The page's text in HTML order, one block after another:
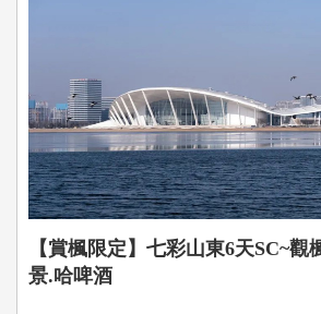
【賞楓限定】七彩山東6天SC~
景.哈啤酒